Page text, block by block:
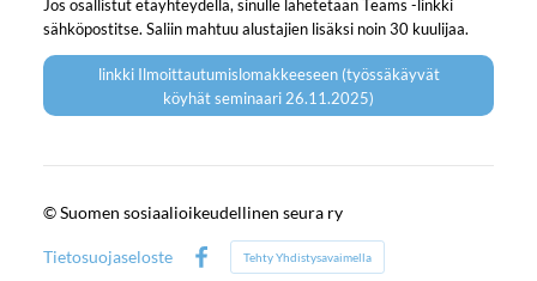
Jos osallistut etäyhteydellä, sinulle lähetetään Teams -linkki
sähköpostitse. Saliin mahtuu alustajien lisäksi noin 30 kuulijaa.
linkki Ilmoittautumislomakkeeseen (työssäkäyvät
köyhät seminaari 26.11.2025)
©Suomen sosiaalioikeudellinen seura ry
Tietosuojaseloste
Facebook
Tehty Yhdistysavaimella